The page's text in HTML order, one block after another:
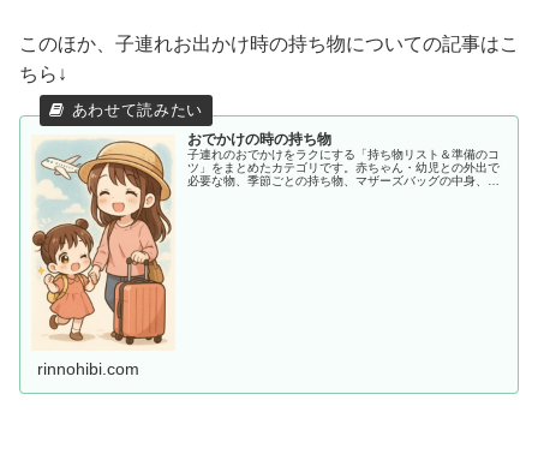
このほか、子連れお出かけ時の持ち物についての記事はこ
ちら↓
おでかけの時の持ち物
子連れのおでかけをラクにする「持ち物リスト＆準備のコ
ツ」をまとめたカテゴリです。赤ちゃん・幼児との外出で
必要な物、季節ごとの持ち物、マザーズバッグの中身、あ
rinnohibi.com